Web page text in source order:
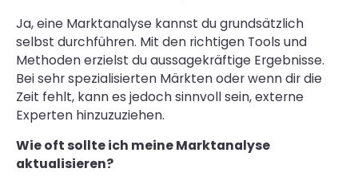
Ja, eine Marktanalyse kannst du grundsätzlich
selbst durchführen. Mit den richtigen Tools und
Methoden erzielst du aussagekräftige Ergebnisse.
Bei sehr spezialisierten Märkten oder wenn dir die
Zeit fehlt, kann es jedoch sinnvoll sein, externe
Experten hinzuzuziehen.
Wie oft sollte ich meine Marktanalyse
aktualisieren?